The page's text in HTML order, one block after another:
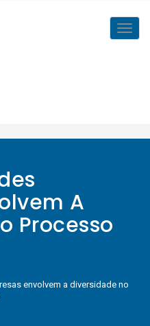
A
Processo
envolvem a diversidade no